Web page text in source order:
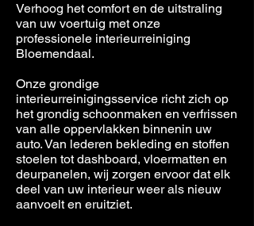
Verhoog het comfort en de uitstraling
van uw voertuig met onze
professionele interieurreiniging
Bloemendaal.
Onze grondige
interieurreinigingsservice richt zich op
het grondig schoonmaken en verfrissen
van alle oppervlakken binnenin uw
auto. Van lederen bekleding en stoffen
stoelen tot dashboard, vloermatten en
deurpanelen, wij zorgen ervoor dat elk
deel van uw interieur weer als nieuw
aanvoelt en eruitziet.